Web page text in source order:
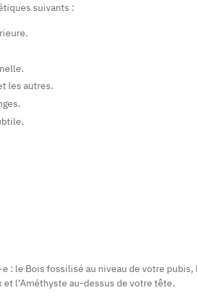
suivants :
les autres.
: le Bois fossilisé au niveau de votre pubis,
l’Améthyste au-dessus de votre tête.